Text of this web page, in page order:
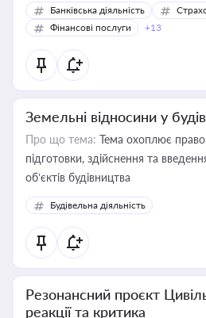
Банківська діяльність
Фінансові послуги
+13
Земельні відносини у
Про що тема: Тема охоплює
підготовки, здійснення та
об’єктів будівництва
Будівельна діяльність
Резонансний проєкт
реакції та критика